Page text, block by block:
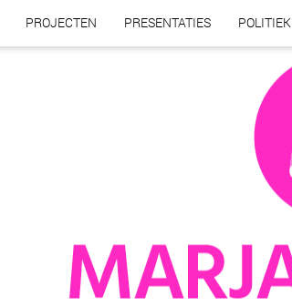
PROJECTEN PRESENTATIES POLITIEK